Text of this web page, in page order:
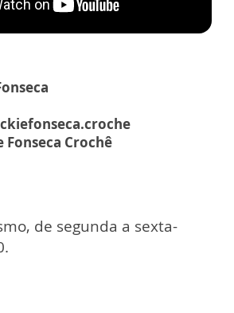
Fonseca Crochê
de segunda a sexta-